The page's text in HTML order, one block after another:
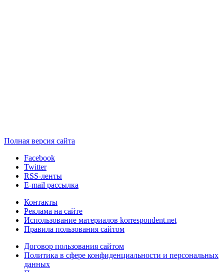
Полная версия сайта
Facebook
Twitter
RSS-ленты
E-mail рассылка
Контакты
Реклама на сайте
Использование материалов korrespondent.net
Правила пользования сайтом
Договор пользования сайтом
Политика в сфере конфиденциальности и персональных
данных